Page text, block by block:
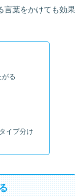
言葉をかけても効果
る
イプ分け